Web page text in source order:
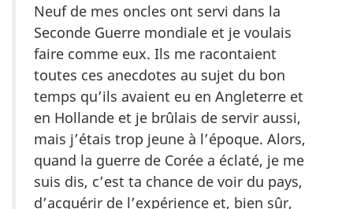
Neuf de mes oncles ont servi dans la
Seconde Guerre mondiale et je voulais
faire comme eux. Ils me racontaient
toutes ces anecdotes au sujet du bon
temps qu’ils avaient eu en Angleterre et
en Hollande et je brûlais de servir aussi,
mais j’étais trop jeune à l’époque. Alors,
quand la guerre de Corée a éclaté, je me
suis dis, c’est ta chance de voir du pays,
d’acquérir de l’expérience et, bien sûr,